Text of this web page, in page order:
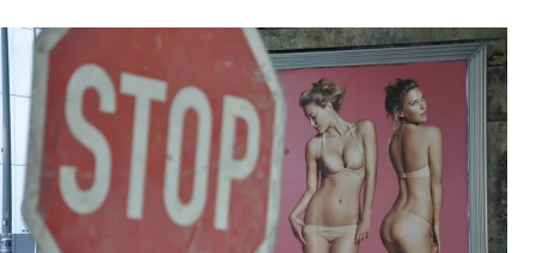
berlin
nord
wahrheit